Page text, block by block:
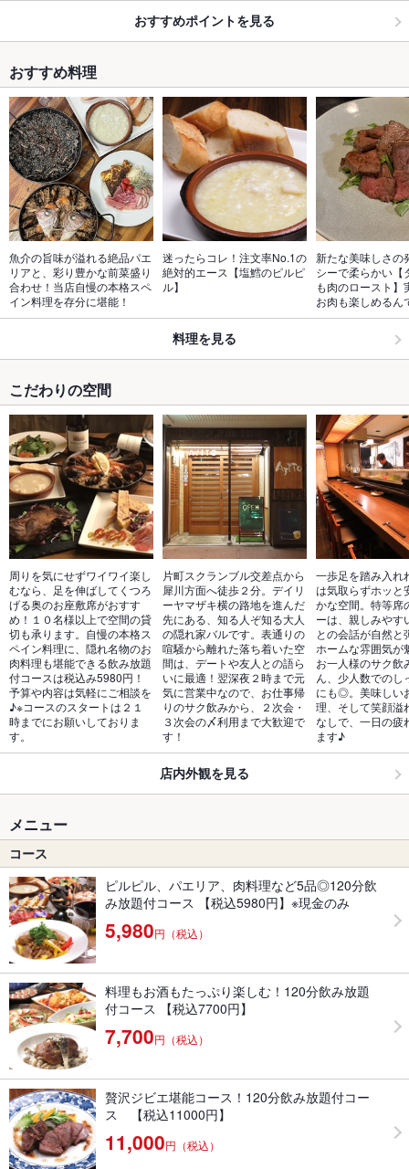
おすすめポイントを見る
おすすめ料理
魚介の旨味が溢れる絶品パエ
リアと、彩り豊かな前菜盛り
合わせ！当店自慢の本格スペ
イン料理を存分に堪能！
迷ったらコレ！注文率No.1の
絶対的エース【塩鱈のピルピ
ル】
新たな美味しさの
シーで柔らかい【
も肉のロースト】
お肉も楽しめるん
料理を見る
こだわりの空間
周りを気にせずワイワイ楽し
むなら、足を伸ばしてくつろ
げる奥のお座敷席がおすす
め！１０名様以上で空間の貸
切も承ります。自慢の本格ス
ペイン料理に、隠れ名物のお
肉料理も堪能できる飲み放題
付コースは税込み5980円！
予算や内容は気軽にご相談を
♪※コースのスタートは２１
時までにお願いしておりま
す。
片町スクランブル交差点から
犀川方面へ徒歩２分。デイリ
ーヤマザキ横の路地を進んだ
先にある、知る人ぞ知る大人
の隠れ家バルです。表通りの
喧騒から離れた落ち着いた空
間は、デートや友人との語ら
いに最適！翌深夜２時まで元
気に営業中なので、お仕事帰
りのサク飲みから、２次会・
３次会の〆利用まで大歓迎で
す！
一歩足を踏み入れ
は気取らずホッと
かな空間。特等席
ーは、親しみやす
との会話が自然と
ホームな雰囲気が
お一人様のサク飲
ん、少人数でのし
にも◎。美味しい
理、そして笑顔溢
なしで、一日の疲
ます♪
店内外観を見る
メニュー
コース
ピルピル、パエリア、肉料理など5品◎120分飲
み放題付コース 【税込5980円】※現金のみ
5,980円（税込）
料理もお酒もたっぷり楽しむ！120分飲み放題
付コース 【税込7700円】
7,700円（税込）
贅沢ジビエ堪能コース！120分飲み放題付コー
ス 【税込11000円】
11,000円（税込）